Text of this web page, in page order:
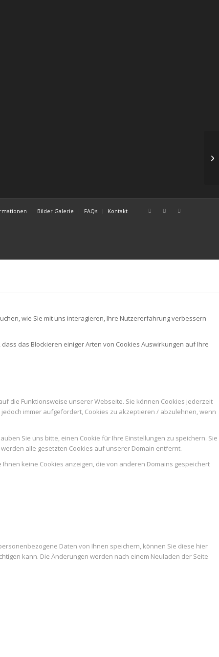
Bilder Galerie FAQs Kontakt
wie Sie mit uns interagieren, Ihre Nutzererfahrung verbessern
das Blockieren einiger Arten von Cookies Auswirkungen auf Ihre
die Funktionsweise unserer Webseite. Sie können Cookies jederzeit
immer aufgefordert, Cookies zu akzeptieren / abzulehnen, wenn
Sie uns bitte, einen Cookie für Ihre Einstellungen zu speichern. Sie
alle gesetzten Cookies auf unserer Domain entfernt.
keine Cookies anzeigen, die von anderen Domains gespeichert
Daten von Ihnen speichern, können Sie diese hier
kann. Die Änderungen werden nach einem Neuladen der Seite